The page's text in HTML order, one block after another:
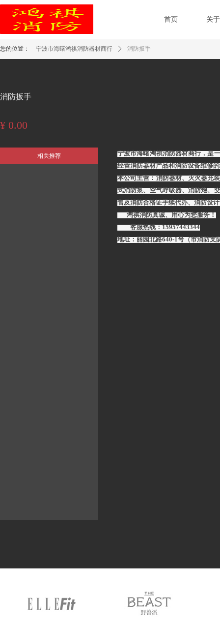
消防扳手
相关推荐
宁波市海曙鸿祺消防器材商行 ꄲ 消防扳手
您的位置：
宁波市海曙鸿祺消防器材商行，是
经营消防器材产品和消防设备维修
本公司主营：消防器材、灭火器充
式消防泵、空气呼吸器、消防炮、
售及消防合格证手续代办、消防设
鸿祺消防真诚、用心为您服务！
客服热线：15957443344
地址：丽园北路640-1号（市消防支
现价：
¥ 0.00
首页 关